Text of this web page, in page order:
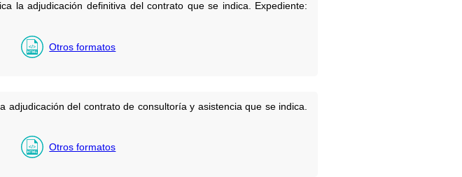
la adjudicación definitiva del contrato que se indica. Expediente:
Otros formatos
del contrato de consultoría y asistencia que se indica.
Otros formatos